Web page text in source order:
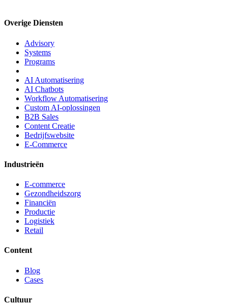
Overige Diensten
Advisory
Systems
Programs
AI Automatisering
AI Chatbots
Workflow Automatisering
Custom AI-oplossingen
B2B Sales
Content Creatie
Bedrijfswebsite
E-Commerce
Industrieën
E-commerce
Gezondheidszorg
Financiën
Productie
Logistiek
Retail
Content
Blog
Cases
Cultuur